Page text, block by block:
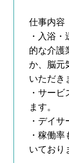
仕事内容
・入浴
的な介護
か、脳元
いただき
・サー
ます。
・デイ
・稼働
いており